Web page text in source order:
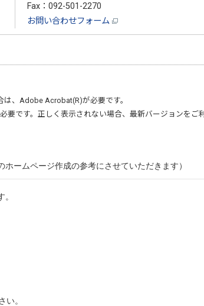
Fax：092-501-2270
お問い合わせフォーム
、 Adobe Acrobat(R)が必要です。
要です。正しく表示されない場合、最新バージョンをご